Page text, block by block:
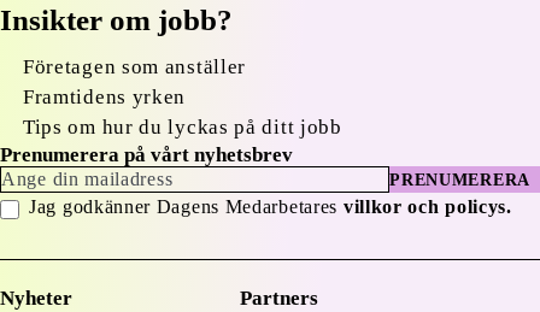
Insikter om jobb?
Företagen som anställer
Framtidens yrken
Tips om hur du lyckas på ditt jobb
Prenumerera på vårt nyhetsbrev
PRENUMERERA
Jag godkänner Dagens Medarbetares villkor och policys.
Nyheter Partners